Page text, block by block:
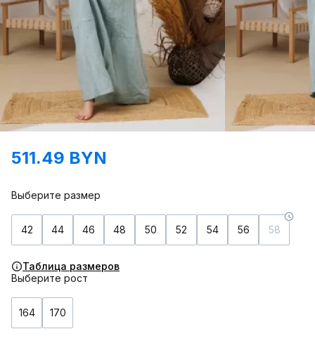
511.49 BYN
Выберите размер
42 44 46 48 50 52 54 56 58
Таблица размеров
Выберите рост
164 170